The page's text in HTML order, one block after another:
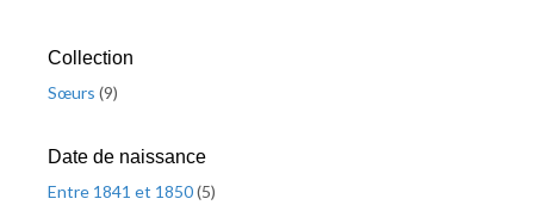
Collection
Sœurs (9)
Date de naissance
Entre 1841 et 1850(5)